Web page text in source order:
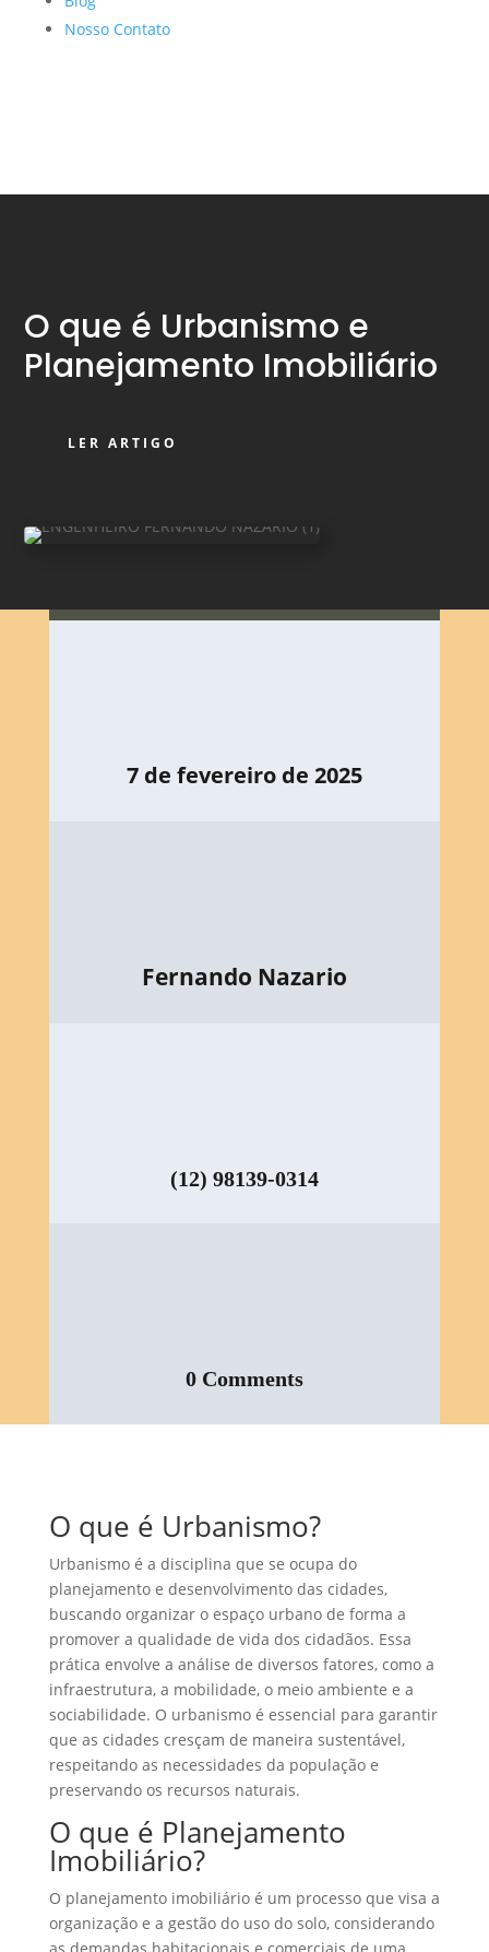
Nosso Contato
O que é Urbanismo e
Planejamento Imobiliário
LER ARTIGO
7 de fevereiro de 2025
Fernando Nazario
(12) 98139-0314
0 Comments
O que é Urbanismo?
Urbanismo é a disciplina que se ocupa do
planejamento e desenvolvimento das cidades,
buscando organizar o espaço urbano de forma a
promover a qualidade de vida dos cidadãos. Essa
prática envolve a análise de diversos fatores, como a
infraestrutura, a mobilidade, o meio ambiente e a
sociabilidade. O urbanismo é essencial para garantir
que as cidades cresçam de maneira sustentável,
respeitando as necessidades da população e
preservando os recursos naturais.
O que é Planejamento
Imobiliário?
O planejamento imobiliário é um processo que visa a
organização e a gestão do uso do solo, considerando